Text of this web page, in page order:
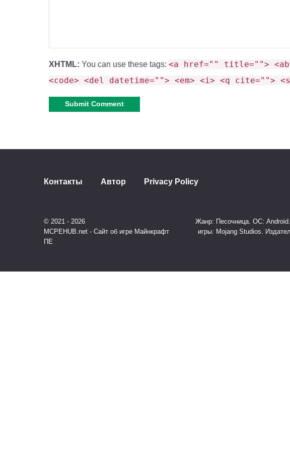
XHTML: You can use these tags: <a href="" title="">
<code> <del datetime=""> <em> <i> <q cite="">
Контакты Автор Privacy Policy
© 2021 - 2026
MCPEHUB.net - Сайт об игре Майнкрафт
ПЕ
Жанр: Песочница. ОС: Android.
игры: Mojang Studios.